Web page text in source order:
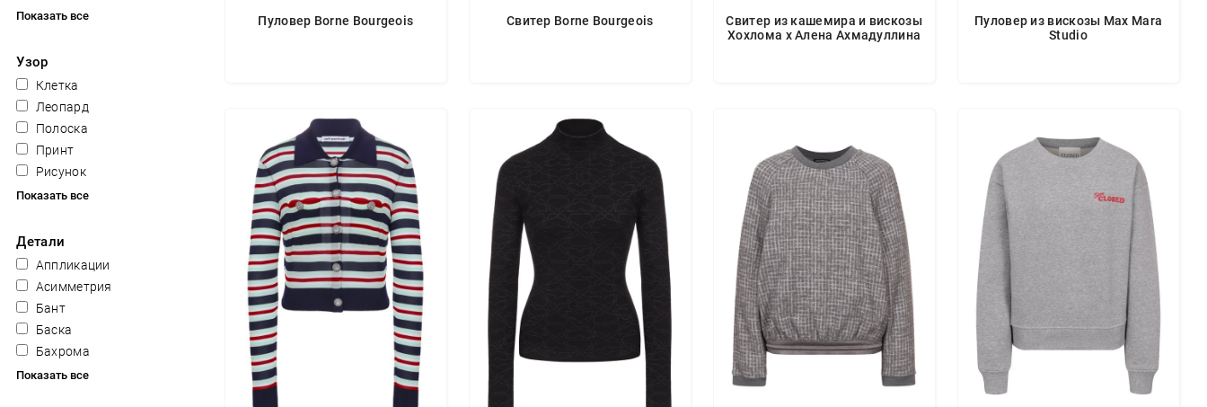
Показать все
Узор
Клетка
Леопард
Полоска
Принт
Рисунок
Показать все
Детали
Аппликации
Асимметрия
Бант
Баска
Бахрома
Показать все
Пуловер Borne Bourgeois Свитер Borne Bourgeois
Свитер из кашемира и вискозы
Хохлома х Алена Ахмадуллина
Пуловер из вискозы Max Mara
Studio